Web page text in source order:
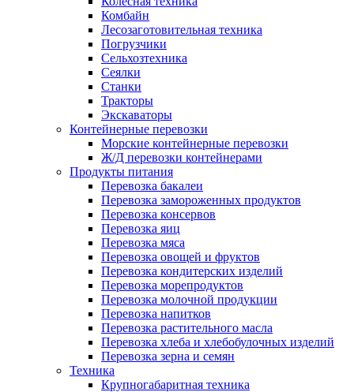
Комбайн
Лесозаготовительная техника
Погрузчики
Сельхозтехника
Сеялки
Станки
Тракторы
Экскаваторы
Контейнерные перевозки
Морские контейнерные перевозки
Ж/Д перевозки контейнерами
Продукты питания
Перевозка бакалеи
Перевозка замороженных продуктов
Перевозка консервов
Перевозка яиц
Перевозка мяса
Перевозка овощей и фруктов
Перевозка кондитерских изделий
Перевозка морепродуктов
Перевозка молочной продукции
Перевозка напитков
Перевозка растительного масла
Перевозка хлеба и хлебобулочных изделий
Перевозка зерна и семян
Техника
Крупногабаритная техника